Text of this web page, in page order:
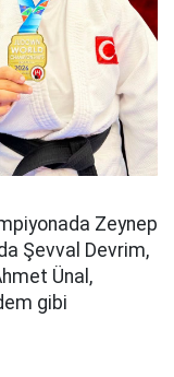
Zeynep
Şevval Devrim,
Ünal,
gibi